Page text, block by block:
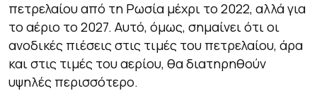
πετρελαίου από τη Ρωσία μέχρι το 2022, αλλά για
το αέριο το 2027. Αυτό, όμως, σημαίνει ότι οι
ανοδικές πιέσεις στις τιμές του πετρελαίου, άρα
και στις τιμές του αερίου, θα διατηρηθούν
υψηλές περισσότερο.